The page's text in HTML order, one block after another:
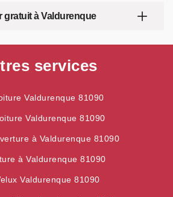
gratuit à Valdurenque
services
Valdurenque 81090
Valdurenque 81090
à Valdurenque 81090
à Valdurenque 81090
Valdurenque 81090